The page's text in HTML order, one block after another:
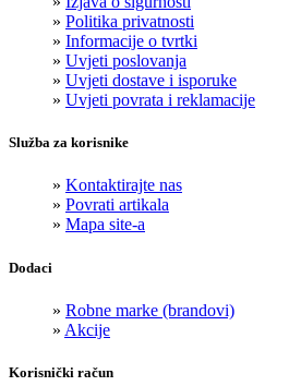
» Politika privatnosti
» Informacije o tvrtki
» Uvjeti poslovanja
» Uvjeti dostave i isporuke
» Uvjeti povrata i reklamacije
Služba za korisnike
» Kontaktirajte nas
» Povrati artikala
» Mapa site-a
Dodaci
» Robne marke (brandovi)
» Akcije
Korisnički račun